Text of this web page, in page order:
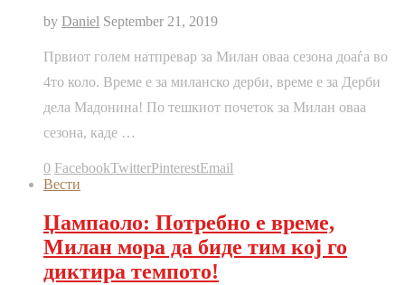
by Daniel September 21, 2019
Првиот голем натпревар за Милан оваа сезона доаѓа во
4то коло. Време е за миланско дерби, време е за Дерби
дела Мадонина! По тешкиот почеток за Милан оваа
сезона, каде …
0 FacebookTwitterPinterestEmail
Вести
Џампаоло: Потребно е време,
Милан мора да биде тим кој го
диктира темпото!